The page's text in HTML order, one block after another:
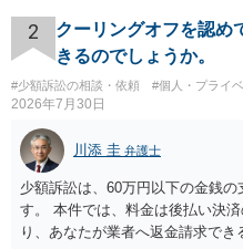
されない場合には、貴殿には任
し、やむを得ず、返還金23万円
を求める民事訴訟、支払督促その
す。 その際には、訴訟に要する
いても併せて請求する予定ですの
は、貴殿自らが契約を解約したこ
求めるものにすぎません。貴殿の
の内部事情は、私に対する返還義
及ぼすものではありません。 こ
せることなく、誠意をもって速や
く求めます。 以上
2
クーリングオフを認め
きるのでしょうか。
#少額訴訟の相談・依頼 #個人・プライ
2026年7月30日
川添 圭 弁護士
少額訴訟は、60万円以下の金銭
す。 本件では、料金は後払い決
り、あなたが業者へ返金請求で